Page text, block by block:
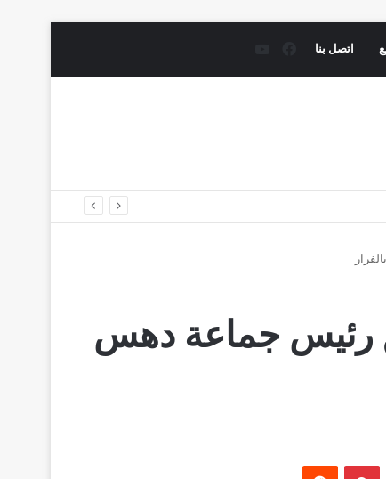
اتصل بنا
رئيس جماعة دهس
بينتيريست